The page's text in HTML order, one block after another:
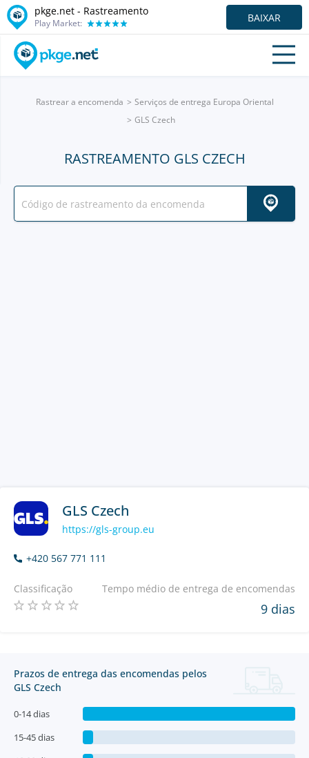
pkge.net - Rastreamento
Play Market: BAIXAR
Rastrear a encomenda
Serviços de entrega Europa Oriental
GLS Czech
RASTREAMENTO GLS CZECH
GLS Czech
https://gls-group.eu
+420 567 771 111
Classificação Tempo médio de entrega de encomendas
9 dias
Prazos de entrega das encomendas pelos
GLS Czech
0-14 dias
15-45 dias